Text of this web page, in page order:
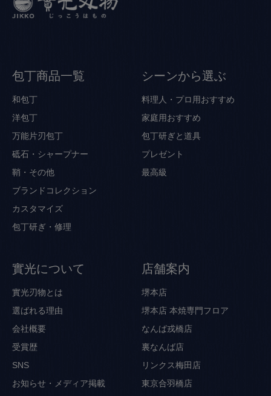
包丁商品一覧
和包丁
洋包丁
万能片刃包丁
砥石・シャープナー
鞘・その他
ブランドコレクション
カスタマイズ
包丁研ぎ・修理
シーンから選ぶ
料理人・プロ用おすすめ
家庭用おすすめ
包丁研ぎと道具
プレゼント
最高級
實光について
實光刃物とは
選ばれる理由
会社概要
受賞歴
SNS
お知らせ・メディア掲載
店舗案内
堺本店
堺本店 本焼専門フロア
なんば戎橋店
裏なんば店
リンクス梅田店
東京合羽橋店